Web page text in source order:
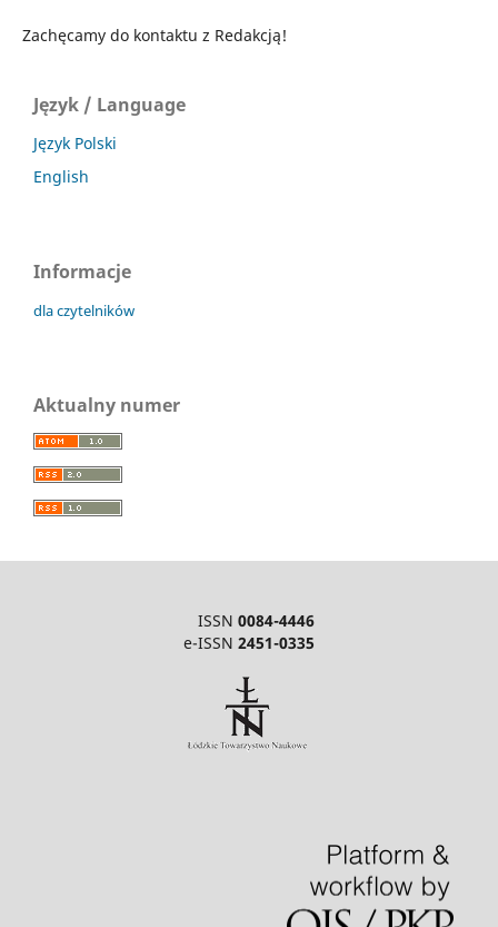
Zachęcamy do kontaktu z Redakcją!
Język / Language
Język Polski
English
Informacje
dla czytelników
Aktualny numer
ISSN 0084-4446
e-ISSN 2451-0335